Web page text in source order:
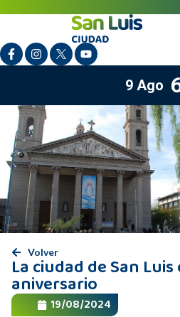
9 Ago
Volver
La ciudad de San
aniversario
19/08/2024